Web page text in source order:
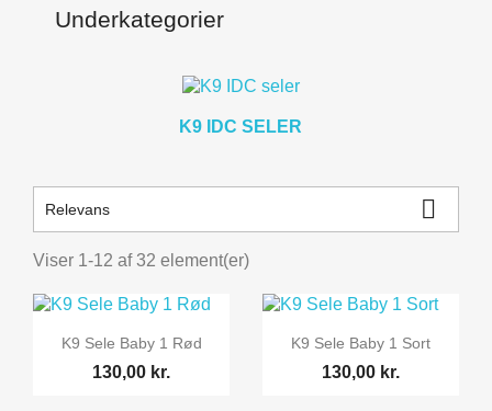
Underkategorier
K9 IDC SELER
Relevans 
Viser 1-12 af 32 element(er)
 Vis her
K9 Sele Baby 1 Rød
130,00 kr.
 Vis her
K9 Sele Baby 1 Sort
130,00 kr.